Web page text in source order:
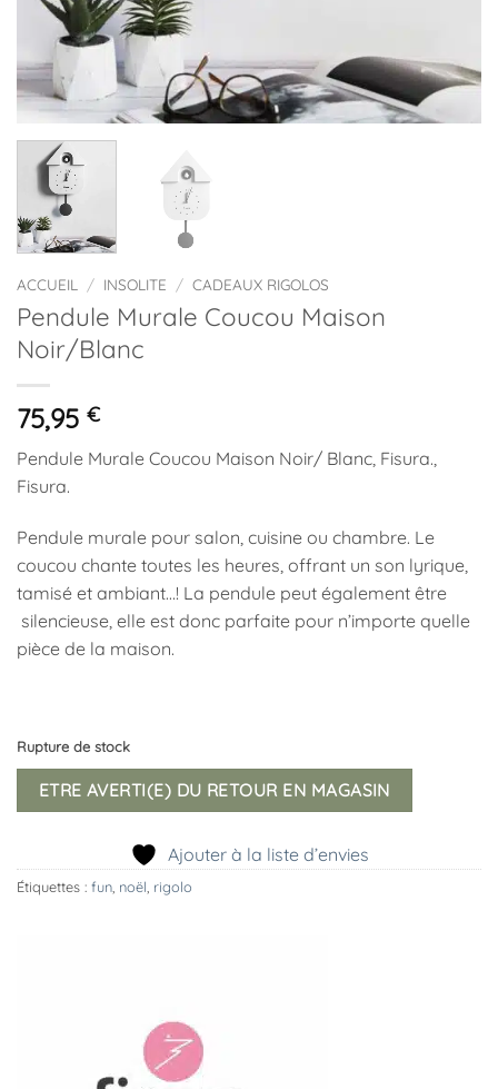
ACCUEIL / INSOLITE / CADEAUX RIGOLOS
Pendule Murale Coucou Maison
Noir/Blanc
75,95 €
Pendule Murale Coucou Maison Noir/ Blanc, Fisura.,
Fisura.
Pendule murale pour salon, cuisine ou chambre. Le
coucou chante toutes les heures, offrant un son lyrique,
tamisé et ambiant…! La pendule peut également être
silencieuse, elle est donc parfaite pour n’importe quelle
pièce de la maison.
Rupture de stock
ETRE AVERTI(E) DU RETOUR EN MAGASIN
Ajouter à la liste d’envies
Étiquettes : fun noël rigolo